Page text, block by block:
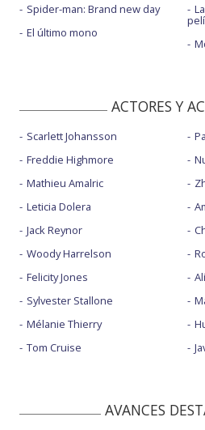
Spider-man: Brand new day
El último mono
ACTORES Y
Scarlett Johansson
Freddie Highmore
Mathieu Amalric
Leticia Dolera
Jack Reynor
Woody Harrelson
Felicity Jones
Sylvester Stallone
Mélanie Thierry
Tom Cruise
AVANCES